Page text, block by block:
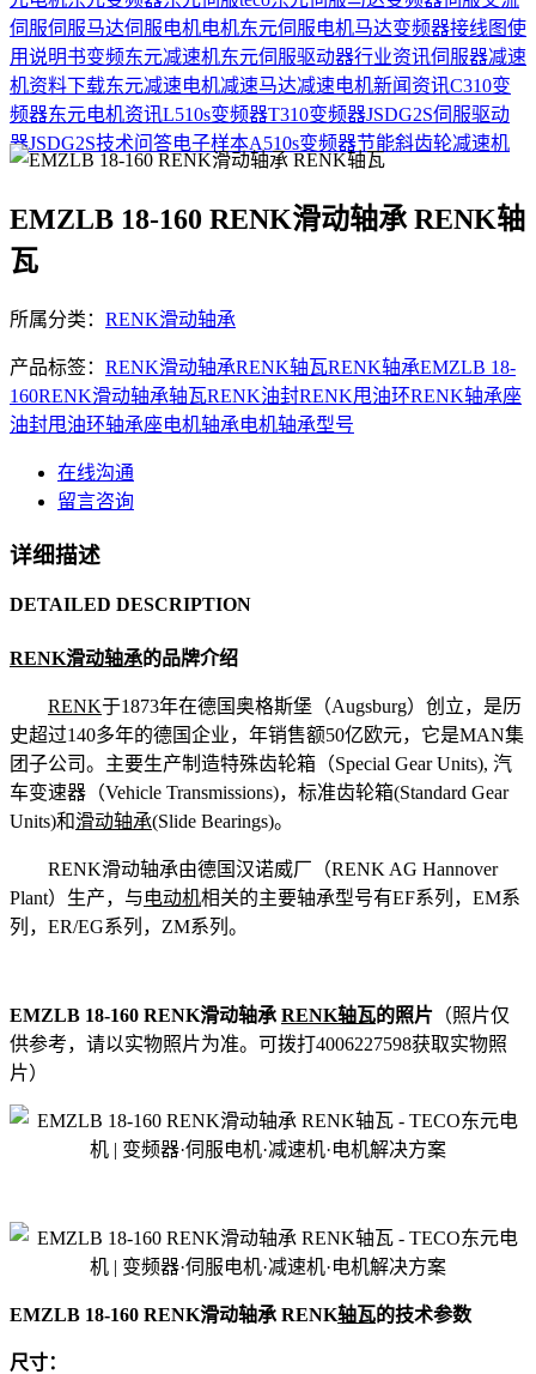
伺服伺服马达伺服电机电机东元伺服电机马达变频器接线图使
用说明书变频东元减速机东元伺服驱动器行业资讯伺服器减速
机资料下载东元减速电机减速马达减速电机新闻资讯C310变
频器东元电机资讯L510s变频器T310变频器JSDG2S伺服驱动
器JSDG2S技术问答电子样本A510s变频器节能斜齿轮减速机
EMZLB 18-160 RENK滑动轴承 RENK轴
瓦
所属分类： RENK滑动轴承
产品标签： RENK滑动轴承RENK轴瓦RENK轴承EMZLB 18-
160RENK滑动轴承轴瓦RENK油封RENK甩油环RENK轴承座
油封甩油环轴承座电机轴承电机轴承型号
在线沟通
留言咨询
详细描述
DETAILED DESCRIPTION
RENK滑动轴承的品牌介绍
RENK于1873年在德国奥格斯堡（Augsburg）创立，是历
史超过140多年的德国企业，年销售额50亿欧元，它是MAN集
团子公司。主要生产制造特殊齿轮箱（Special Gear Units), 汽
车变速器（Vehicle Transmissions)，标准齿轮箱(Standard Gear
Units)和滑动轴承(Slide Bearings)。
RENK滑动轴承由德国汉诺威厂（RENK AG Hannover
Plant）生产，与电动机相关的主要轴承型号有EF系列，EM系
列，ER/EG系列，ZM系列。
EMZLB 18-160 RENK滑动轴承 RENK轴瓦的照片 （照片仅
供参考，请以实物照片为准。可拨打4006227598获取实物照
片）
EMZLB 18-160 RENK滑动轴承 RENK轴瓦的技术参数
尺寸：